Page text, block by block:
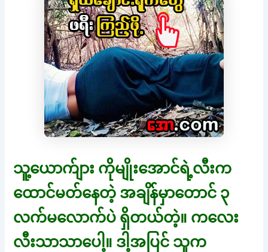
သူ့ယောက်ျား ကိုမျိုးအောင်ရဲ့လီးက
ထောင်မတ်နေတဲ့ အချိန်မှာတောင် ၃
လက်မလောက်ပဲ ရှိတယ်တဲ့။ ကလေး
လီးသာသာပေါ့။ ဒါ့အပြင် သူက